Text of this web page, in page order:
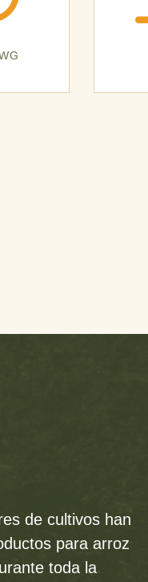
de cultivos han
para arroz
toda la